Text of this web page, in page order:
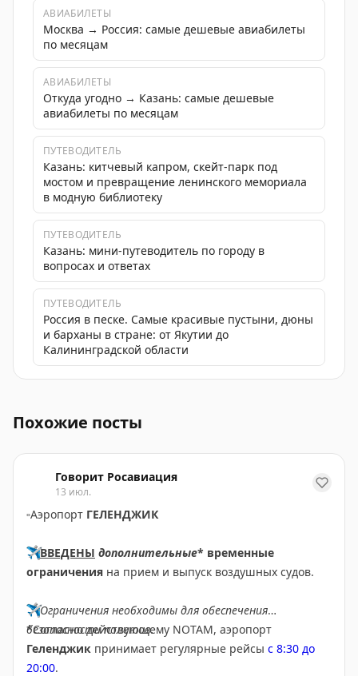
АВИАБИЛЕТЫ
Москва → Россия: самые дешевые авиабилеты
по месяцам
АВИАБИЛЕТЫ
Откуда угодно → Казань: самые дешевые
авиабилеты по месяцам
ПУТЕВОДИТЕЛЬ
Казань: китчевый капром, скейт-парк под
мостом и превращение ленинского мемориала
в модную библиотеку
ПУТЕВОДИТЕЛЬ
Казань: мини-путеводитель по городу в
вопросах и ответах
ПУТЕВОДИТЕЛЬ
Россия в песке. Самые красивые пустыни, дюны
и барханы в стране: от Якутии до
Калининградской области
Похожие посты
Говорит Росавиация
13 июл.
▫️Аэропорт ГЕЛЕНДЖИК
✈️ВВЕДЕНЫ дополнительные* временные
ограничения на прием и выпуск воздушных судов.
✈️Ограничения необходимы для обеспечения
безопасности полетов.
*Согласно действующему NOTAM, аэропорт
Геленджик принимает регулярные рейсы с 8:30 до
20:00.